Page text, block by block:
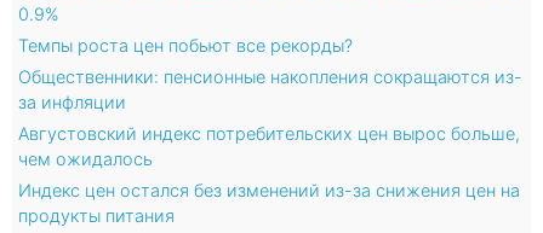
0.9%
Темпы роста цен побьют все рекорды?
Общественники: пенсионные накопления сокращаются из-
за инфляции
Августовский индекс потребительских цен вырос больше,
чем ожидалось
Индекс цен остался без изменений из-за снижения цен на
продукты питания